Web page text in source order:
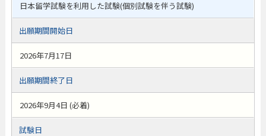
日本留学試験を利用した試験(個別試験を伴う試験)
出願期間開始日
2026年7月17日
出願期間終了日
2026年9月4日 (必着)
試験日